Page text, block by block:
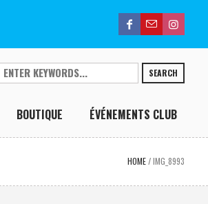
SEARCH
BOUTIQUE ÉVÉNEMENTS CLUB
HOME /IMG_8993